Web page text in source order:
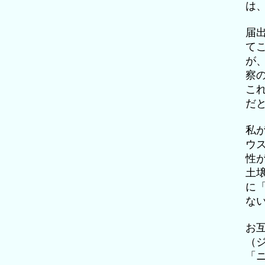
は
届
て
が
察
こ
だ
私
ウ
性
土
に
な
お
（
「